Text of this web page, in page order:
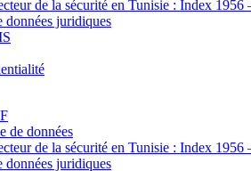
de la sécurité en Tunisie : Index 1956
données juridiques
de données
de la sécurité en Tunisie : Index 1956
données juridiques